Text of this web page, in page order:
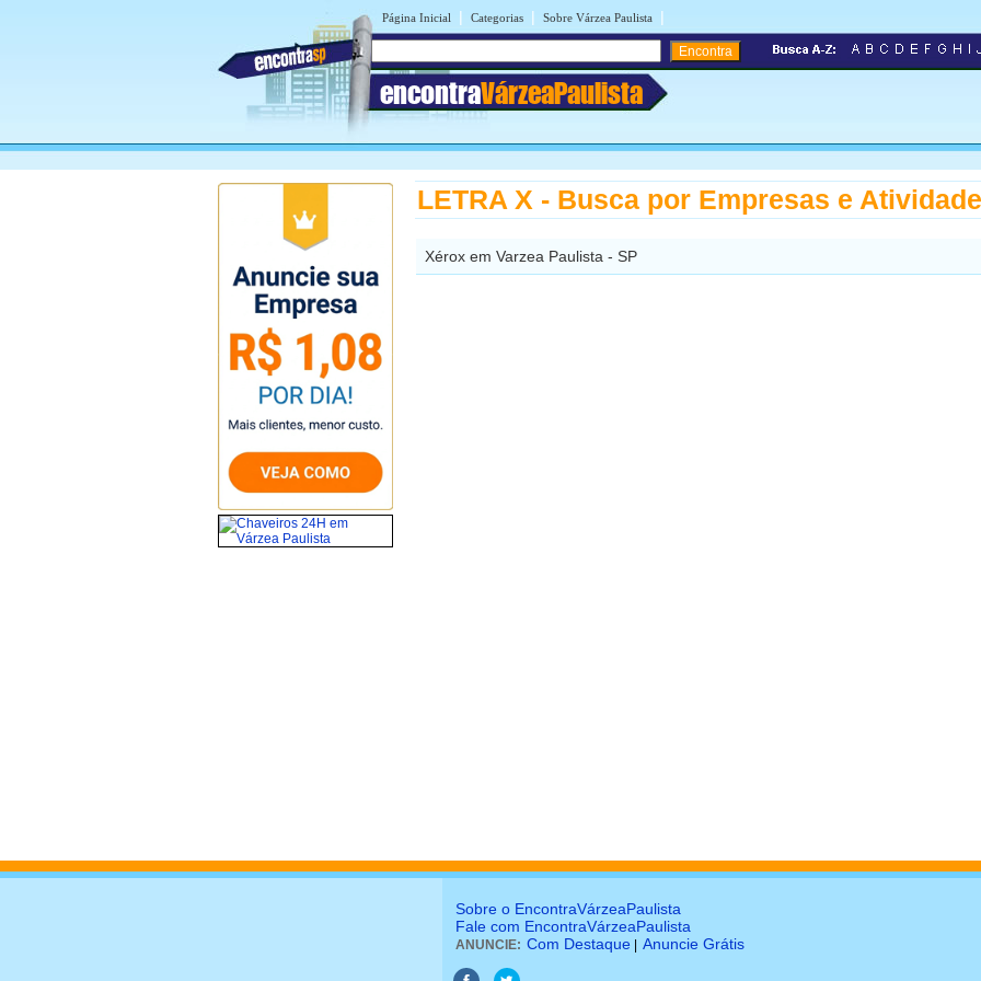
Página Inicial | Categorias | Sobre Várzea Paulista |
encontraVárzeaPaulista
LETRA X - Busca por Empresas e
Xérox em Varzea Paulista - SP
Sobre o EncontraVárzeaPaulista
Fale com EncontraVárzeaPaulista
ANUNCIE: Com Destaque Anuncie Grátis